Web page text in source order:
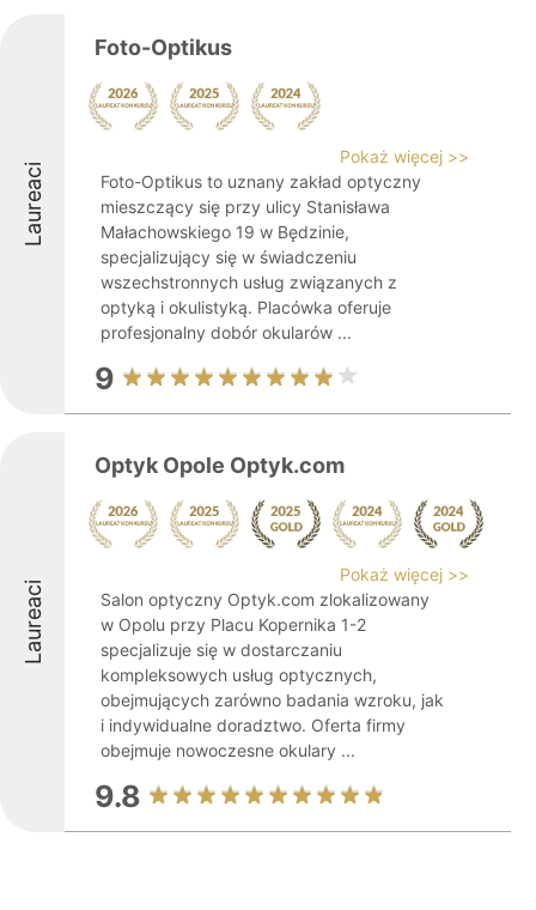
Laureaci
Foto-Optikus
Pokaż więcej >>
Foto-Optikus to uznany zakład optyczny
mieszczący się przy ulicy Stanisława
Małachowskiego 19 w Będzinie,
specjalizujący się w świadczeniu
wszechstronnych usług związanych z
optyką i okulistyką. Placówka oferuje
profesjonalny dobór okularów ...
9
Laureaci
Optyk Opole Optyk.com
Pokaż więcej >>
Salon optyczny Optyk.com zlokalizowany
w Opolu przy Placu Kopernika 1-2
specjalizuje się w dostarczaniu
kompleksowych usług optycznych,
obejmujących zarówno badania wzroku, jak
i indywidualne doradztwo. Oferta firmy
obejmuje nowoczesne okulary ...
9.8